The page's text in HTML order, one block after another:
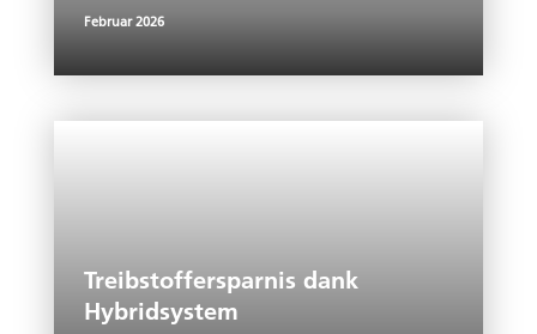
Februar 2026
Treibstoffersparnis dank
Hybridsystem